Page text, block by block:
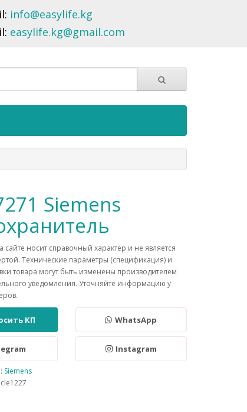
info@easylife.kg
easylife.kg@gmail.com
Siemens
носит справочный характер и не является
Технические параметры (спецификация) и
товара могут быть изменены производителем
уведомления. Уточняйте информацию у
КП WhatsApp
Instagram
Siemens